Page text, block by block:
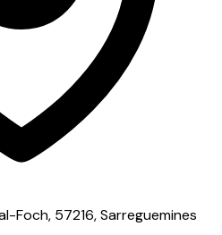
Foch, 57216, Sarreguemines